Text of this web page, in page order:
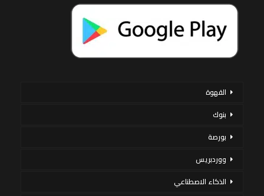
القهوة
بنوك
بورصة
ووردبريس
الذكاء الاصطناعي